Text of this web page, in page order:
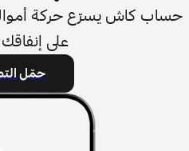
حساب كاش يسرّع حركة
على
حمّل